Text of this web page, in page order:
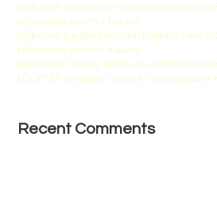
Ieškome vairuotojo-ekspeditoriaus
rūšiavimo centrui Kaune
Ieškome pardavimų vadybininko (-ės)
rūšiavimo centrui Kaune
Kalėdinės mugės dirbtuvės Vilniaus
LOOPTEX žiedinės mados centras jau ir
Recent Comments